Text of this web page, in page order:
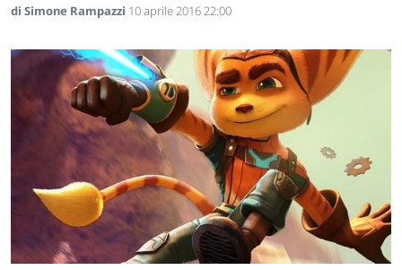
di Simone Rampazzi 10 aprile 2016 22:00